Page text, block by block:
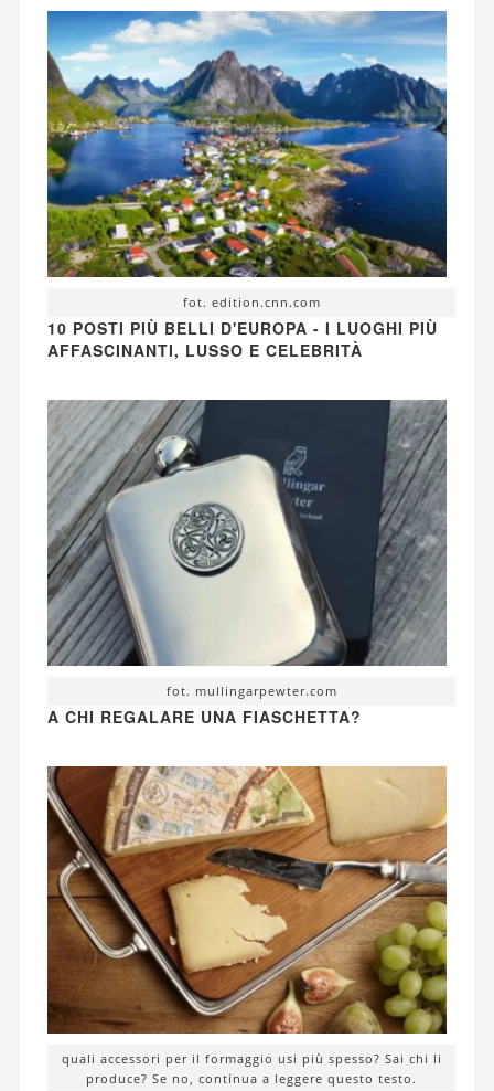
fot. edition.cnn.com
10 POSTI PIÙ BELLI D'EUROPA - I LUOGHI PIÙ
AFFASCINANTI, LUSSO E CELEBRITÀ
fot. mullingarpewter.com
A CHI REGALARE UNA FIASCHETTA?
quali accessori per il formaggio usi più spesso? Sai chi li
produce? Se no, continua a leggere questo testo.